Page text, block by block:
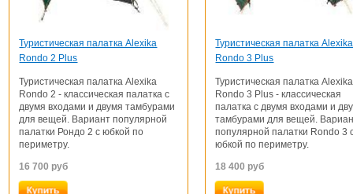
Туристическая палатка Alexika
Rondo 2 Plus
Туристическая палатка Alexika
Rondo 2 - классическая палатка с
двумя входами и двумя тамбурами
для вещей. Вариант популярной
палатки Рондо 2 с юбкой по
периметру.
16 700 руб
Туристическая палатка Alexika
Rondo 3 Plus
Туристическая палатка Alexika
Rondo 3 Plus - классическая
палатка с двумя входами и
тамбурами для вещей.
популярной палатки Rondo 3
юбкой по периметру.
18 400 руб